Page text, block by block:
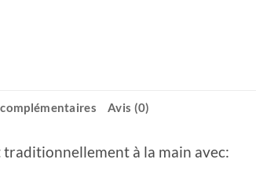
Avis (0)
à la main avec: